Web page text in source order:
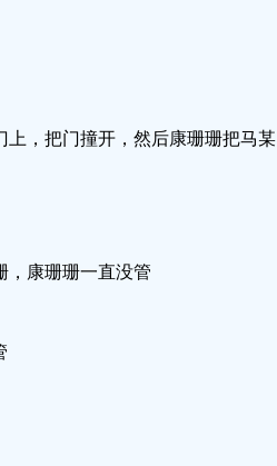
上，把门撞开，然后康珊珊把马某
，康珊珊一直没管